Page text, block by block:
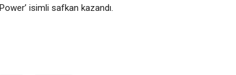
Power’ isimli safkan kazandı.